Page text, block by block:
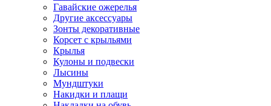
Гавайские ожерелья
Другие аксессуары
Зонты декоративные
Корсет с крыльями
Крылья
Кулоны и подвески
Лысины
Мундштуки
Накидки и плащи